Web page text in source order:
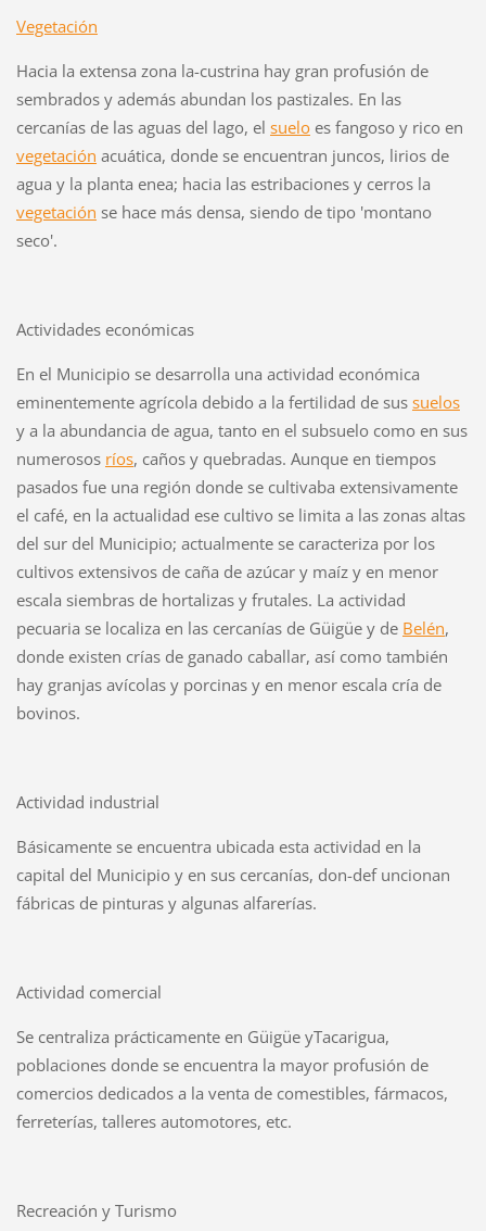
Vegetación
Hacia la extensa zona la-custrina hay gran profusión de
sembrados y además abundan los pastizales. En las
cercanías de las aguas del lago, el sueloes fangoso y rico en
vegetación acuática, donde se encuentran juncos, lirios de
agua y la planta enea; hacia las estribaciones y cerros la
vegetación se hace más densa, siendo de tipo 'montano
seco'.
Actividades económicas
En el Municipio se desarrolla una actividad económica
eminentemente agrícola debido a la fertilidad de sus suelos
y a la abundancia de agua, tanto en el subsuelo como en sus
numerosos ríos, caños y quebradas. Aunque en tiempos
pasados fue una región donde se cultivaba extensivamente
el café, en la actualidad ese cultivo se limita a las zonas altas
del sur del Municipio; actualmente se caracteriza por los
cultivos extensivos de caña de azúcar y maíz y en menor
escala siembras de hortalizas y frutales. La actividad
pecuaria se localiza en las cercanías de Güigüe y de Belén,
donde existen crías de ganado caballar, así como también
hay granjas avícolas y porcinas y en menor escala cría de
bovinos.
Actividad industrial
Básicamente se encuentra ubicada esta actividad en la
capital del Municipio y en sus cercanías, don-def uncionan
fábricas de pinturas y algunas alfarerías.
Actividad comercial
Se centraliza prácticamente en Güigüe yTacarigua,
poblaciones donde se encuentra la mayor profusión de
comercios dedicados a la venta de comestibles, fármacos,
ferreterías, talleres automotores, etc.
Recreación y Turismo